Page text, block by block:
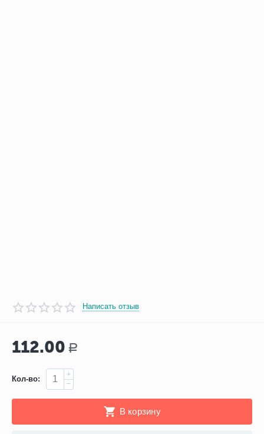
Написать отзыв
112.00 Р
Кол-во:
+
−
В корзину